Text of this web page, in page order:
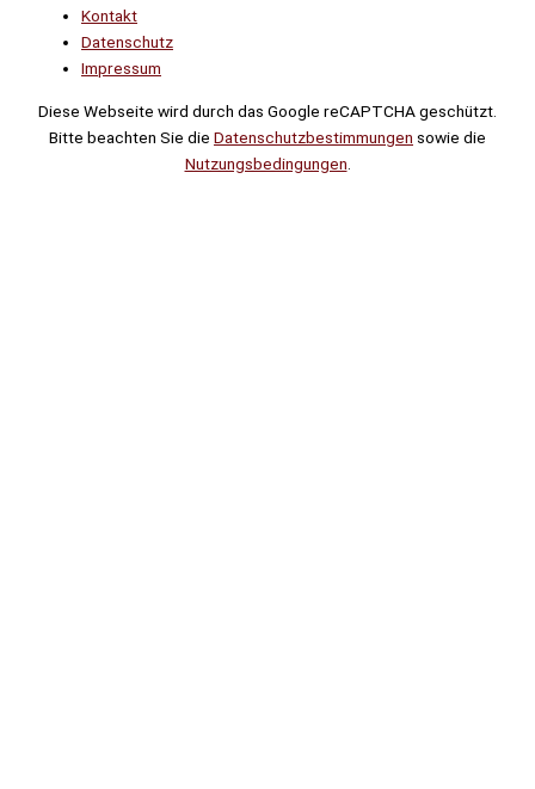
Kontakt
Datenschutz
Impressum
Diese Webseite wird durch das Google reCAPTCHA geschützt.
Bitte beachten Sie die Datenschutzbestimmungen sowie die
Nutzungsbedingungen